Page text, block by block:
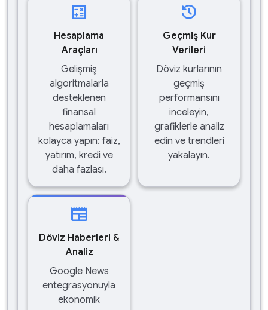
calculate
Hesaplama
Araçları
Gelişmiş
algoritmalarla
desteklenen
finansal
hesaplamaları
kolayca yapın: faiz,
yatırım, kredi ve
daha fazlası.
history
Geçmiş Kur
Verileri
Döviz kurlarının
geçmiş
performansını
inceleyin,
grafiklerle analiz
edin ve trendleri
yakalayın.
newspaper
Döviz Haberleri &
Analiz
Google News
entegrasyonuyla
ekonomik